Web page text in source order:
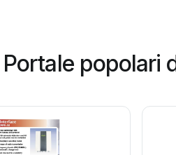
popolari